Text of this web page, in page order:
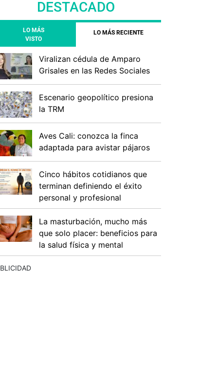
DESTACADO
LO MÁS
VISTO
LO MÁS RECIENTE
Viralizan cédula de Amparo
Grisales en las Redes Sociales
Escenario geopolítico presiona
la TRM
Aves Cali: conozca la finca
adaptada para avistar pájaros
Cinco hábitos cotidianos que
terminan definiendo el éxito
personal y profesional
La masturbación, mucho más
que solo placer: beneficios para
la salud física y mental